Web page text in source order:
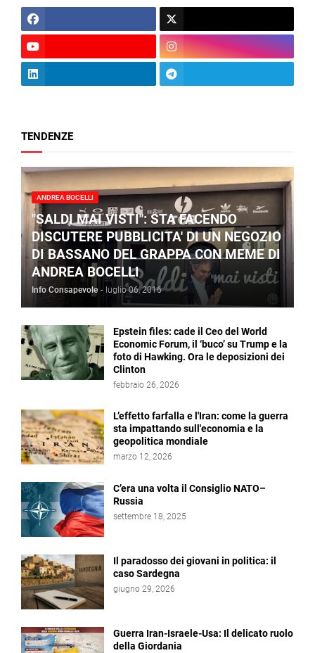
TENDENZE
ANDREA BOCELLI
"SALDI MAI VISTI": STA FACENDO
DISCUTERE PUBBLICITA' DI UN NEGOZIO
DI BASSANO DEL GRAPPA CON MEME DI
ANDREA BOCELLI
Info Consapevole - luglio 06, 2016
Epstein files: cade il Ceo del World
Economic Forum, il ‘buco’ su Trump e la
foto di Hawking. Ora le deposizioni dei
Clinton
febbraio 26, 2026
L’effetto farfalla e l'Iran: come la guerra
sta impattando sull'economia e la
geopolitica mondiale
marzo 12, 2026
C’era una volta il Consiglio NATO–
Russia
settembre 18, 2025
Il paradosso dei giovani in politica: il
caso Sardegna
giugno 29, 2026
Guerra Iran-Israele-Usa: Il delicato ruolo
della Giordania